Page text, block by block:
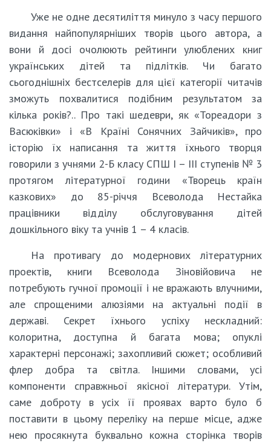
Уже не одне десятиліття минуло з часу першого
видання найпопулярніших творів цього автора, а
вони й досі очолюють рейтинги улюблених книг
українських дітей та підлітків. Чи багато
сьогоднішніх бестселерів для цієї категорії читачів
зможуть похвалитися подібним результатом за
кілька років?.. Про такі шедеври, як «Тореадори з
Васюківки» і «В Країні Сонячних Зайчиків», про
історію їх написання та життя їхнього творця
говорили з учнями 2-Б класу СПШ І – ІІІ ступенів № 3
протягом літературної години «Творець країн
казкових» до 85-річчя Всеволода Нестайка
працівники відділу обслуговування дітей
дошкільного віку та учнів 1 – 4 класів.
На противагу до модернових літературних
проектів, книги Всеволода Зіновійовича не
потребують гучної промоції і не вражають влучними,
але спрощеними алюзіями на актуальні події в
державі. Секрет їхнього успіху нескладний:
колоритна, доступна й багата мова; опуклі
характерні персонажі; захопливий сюжет; особливий
флер добра та світла. Іншими словами, усі
компоненти справжньої якісної літератури. Утім,
саме доброту в усіх її проявах варто було б
поставити в цьому переліку на перше місце, адже
нею просякнута буквально кожна сторінка творів